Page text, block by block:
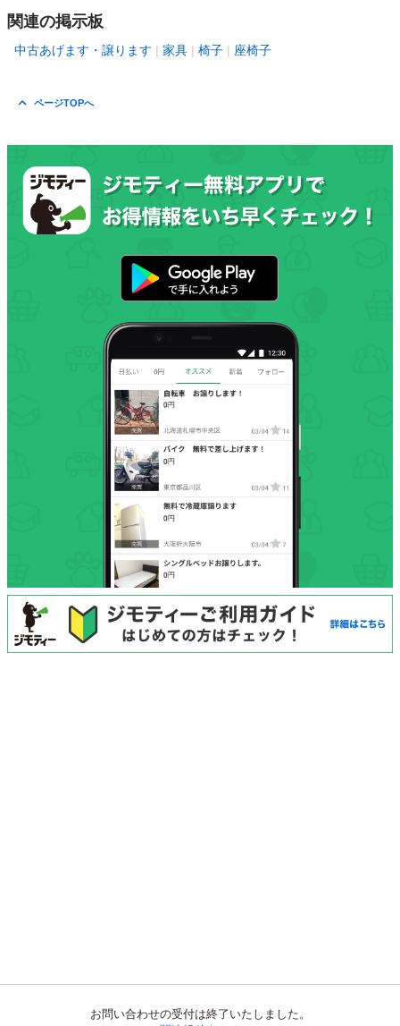
お問い合わせの受付は終了いたしました。
関連の掲示板
中古あげます・譲ります 家具 椅子 座椅子
ページTOPへ